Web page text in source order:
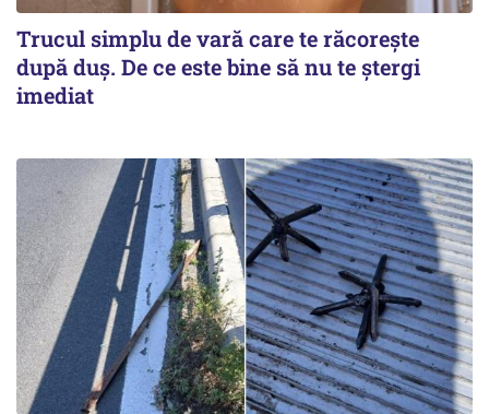
Trucul simplu de vară care te răcorește
după duș. De ce este bine să nu te ștergi
imediat